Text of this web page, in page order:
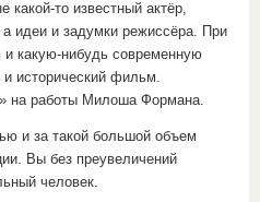
то известный актёр,
а идеи и задумки режиссёра. При
и какую-нибудь современную
исторический фильм.
на работы Милоша Формана.
и за такой большой объем
Вы без преувеличений
человек.